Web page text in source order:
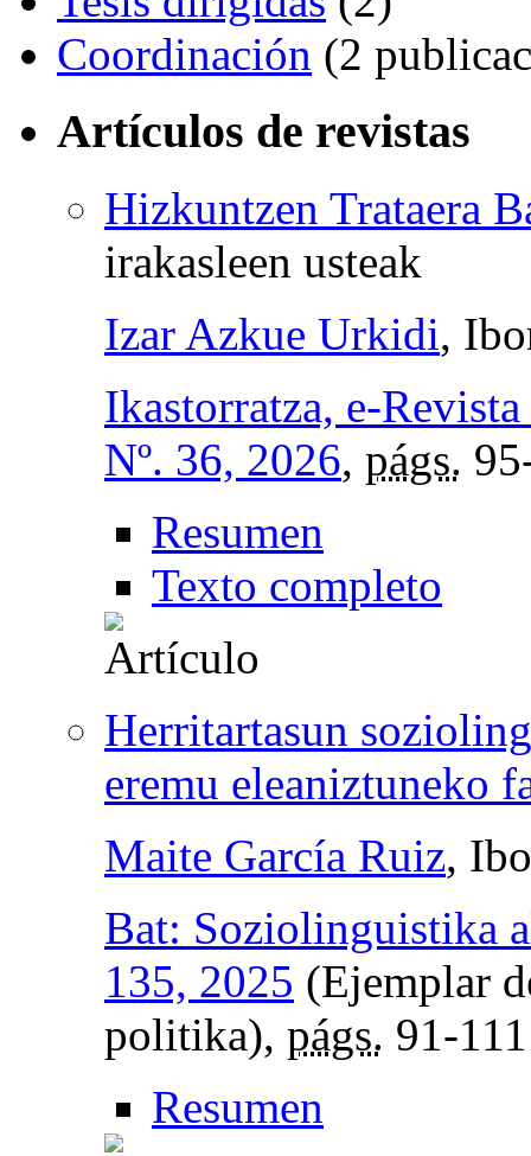
Coordinación (2
Artículos de revistas
Hizkuntzen Trataera
irakasleen usteak
Izar Azkue Urkidi,
Ikastorratza, e-
Nº. 36, 2026, págs.
Resumen
Texto completo
Herritartasun
eremu eleaniztuneko
Maite García Ruiz,
Bat: Soziolinguistika
135, 2025 (Ejemplar
politika), págs. 91-111
Resumen